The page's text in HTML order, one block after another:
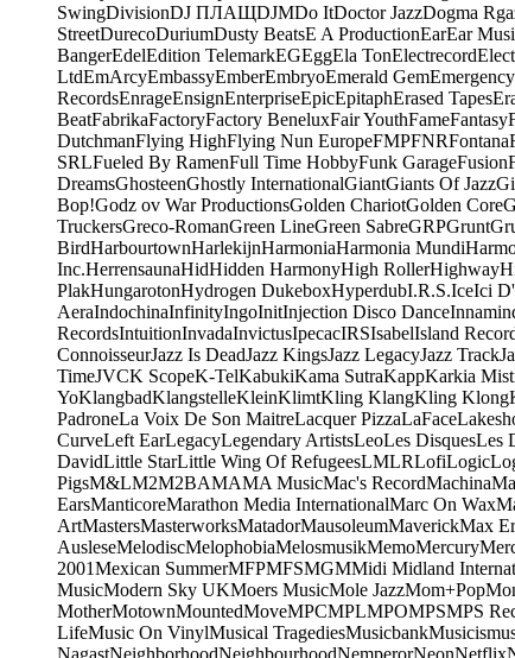
SwingDivisionDJ ПЛАЩDJMDo ItDoctor JazzDogma
StreetDurecoDuriumDusty BeatsE A ProductionEarEar
BangerEdelEdition TelemarkEGEggEla TonElectrecord
LtdEmArcyEmbassyEmberEmbryoEmerald GemEmergency
RecordsEnrageEnsignEnterpriseEpicEpitaphErased Tapes
BeatFabrikaFactoryFactory BeneluxFair YouthFameFantasy
DutchmanFlying HighFlying Nun EuropeFMPFNRFontana
SRLFueled By RamenFull Time HobbyFunk GarageFusion
DreamsGhosteenGhostly InternationalGiantGiants Of Jazz
Bop!Godz ov War ProductionsGolden ChariotGolden Core
TruckersGreco-RomanGreen LineGreen SabreGRPGrunt
BirdHarbourtownHarlekijnHarmoniaHarmonia Mundi
Inc.HerrensaunaHidHidden HarmonyHigh RollerHighway
PlakHungarotonHydrogen DukeboxHyperdubI.R.S.IceIci
AeraIndochinaInfinityIngoInitInjection Disco Dance
RecordsIntuitionInvadaInvictusIpecacIRSIsabelIsland
ConnoisseurJazz Is DeadJazz KingsJazz LegacyJazz Track
TimeJVCK ScopeK-TelKabukiKama SutraKappKarkia
YoKlangbadKlangstelleKleinKlimtKling KlangKling Klong
PadroneLa Voix De Son MaitreLacquer PizzaLaFace
CurveLeft EarLegacyLegendary ArtistsLeoLes DisquesLes
DavidLittle StarLittle Wing Of RefugeesLMLRLofiLogic
PigsM&LM2M2BAMAMA MusicMac's RecordMachina
EarsManticoreMarathon Media InternationalMarc On Wax
ArtMastersMasterworksMatadorMausoleumMaverickMax
AusleseMelodiscMelophobiaMelosmusikMemoMercury
2001Mexican SummerMFPMFSMGMMidi Midland
MusicModern Sky UKMoers MusicMole JazzMom+Pop
MotherMotownMountedMoveMPCMPLMPOMPSMPS
LifeMusic On VinylMusical TragediesMusicbank